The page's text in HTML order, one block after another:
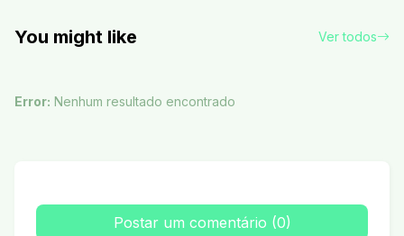
You might like Ver todos
Error: Nenhum resultado encontrado
Postar um comentário (0)